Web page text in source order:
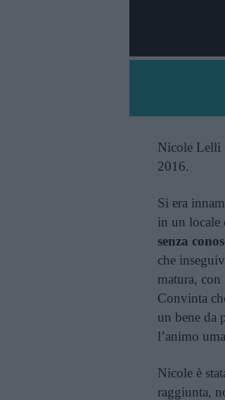
Nicole Lelli
2016.
Si era
in un locale
senza
che
matura,
Convinta
un bene da
l’animo
Nicole è
raggiunta,